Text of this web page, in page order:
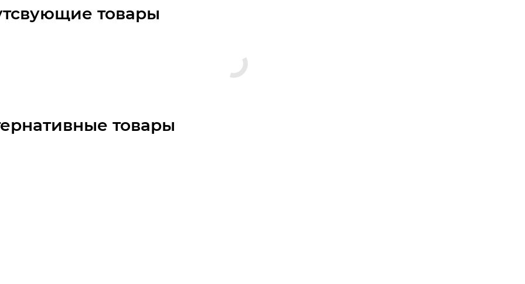
товары
товары